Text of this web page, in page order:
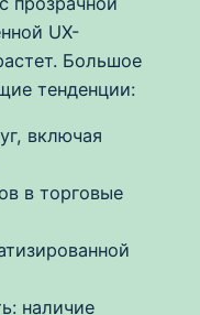
UX-
Большое
тенденции:
включая
в торговые
наличие